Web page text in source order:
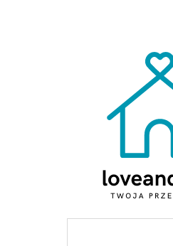
Loveandcurl